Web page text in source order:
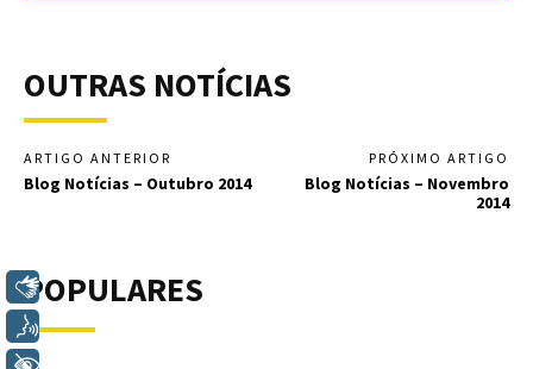
OUTRAS NOTÍCIAS
ARTIGO ANTERIOR
Blog Notícias – Outubro 2014
PRÓXIMO ARTIGO
Blog Notícias – Novembro
2014
POPULARES
Libras
Voz